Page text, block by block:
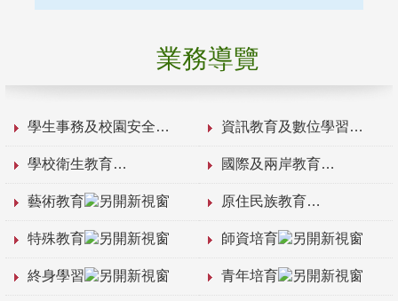
業務導覽
學生事務及校園安全 資訊教育及數位學習
學校衛生教育 國際及兩岸教育
藝術教育 原住民族教育
特殊教育 師資培育
終身學習 青年培育